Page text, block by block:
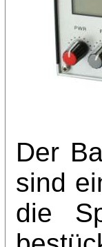
Der
sind
die